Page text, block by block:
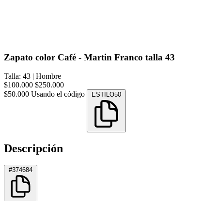
Zapato color Café - Martin Franco talla 43
Talla: 43 | Hombre
$100.000 $250.000
$50.000 Usando el código ESTILO50
Descripción
#374684